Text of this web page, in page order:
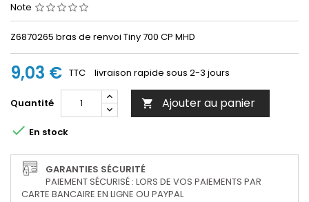
Note
Z6870265 bras de renvoi Tiny 700 CP MHD
9,03 € TTC livraison rapide sous 2-3 jours
Quantité  Ajouter au panier
 En stock
GARANTIES SÉCURITÉ
PAIEMENT SÉCURISÉ : LORS DE VOS PAIEMENTS PAR
CARTE BANCAIRE EN LIGNE OU PAYPAL